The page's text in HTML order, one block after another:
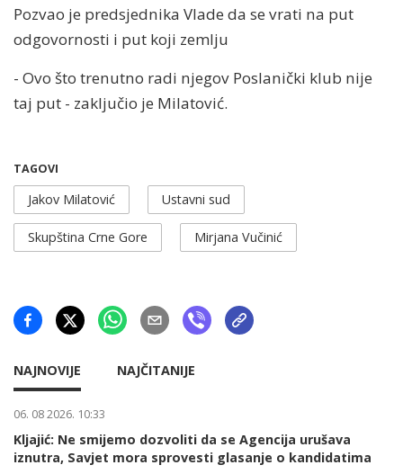
Pozvao je predsjednika Vlade da se vrati na put
odgovornosti i put koji zemlju
- Ovo što trenutno radi njegov Poslanički klub nije
taj put - zaključio je Milatović.
TAGOVI
Jakov Milatović Ustavni sud
Skupština Crne Gore Mirjana Vučinić
NAJNOVIJE NAJČITANIJE
06. 08 2026. 10:33
Kljajić: Ne smijemo dozvoliti da se Agencija urušava
iznutra, Savjet mora sprovesti glasanje o kandidatima